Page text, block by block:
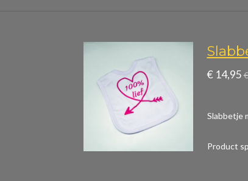
€ 14,95
Slabbetje
Product